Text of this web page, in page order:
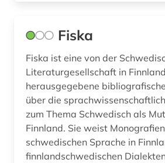
Fiska
Fiska ist eine von der
Literaturgesellschaft in Finnland
herausgegebene
über die
zum Thema Schwedisch als
Finnland. Sie weist
schwedischen Sprache in
finnlandschwedischen